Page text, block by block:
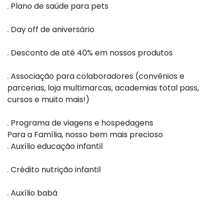
. Plano de saúde para pets
. Day off de aniversário
. Desconto de até 40% em nossos produtos
. Associação para colaboradores (convênios e
parcerias, loja multimarcas, academias total pass,
cursos e muito mais!)
. Programa de viagens e hospedagens
Para a Família, nosso bem mais precioso
. Auxílio educação infantil
. Crédito nutrição infantil
. Auxílio babá